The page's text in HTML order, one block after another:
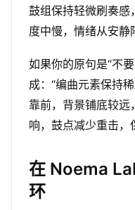
鼓组保持轻微刷奏感
度中慢，情绪从安静
如果你的原句是“不
成：“编曲元素保持
靠前，背景铺底较远
响，鼓点减少重击，
在 Noema
环